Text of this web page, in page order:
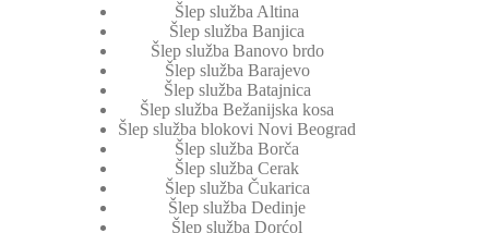
Šlep služba Altina
Šlep služba Banjica
Šlep služba Banovo brdo
Šlep služba Barajevo
Šlep služba Batajnica
Šlep služba Bežanijska kosa
Šlep služba blokovi Novi Beograd
Šlep služba Borča
Šlep služba Cerak
Šlep služba Čukarica
Šlep služba Dedinje
Šlep služba Dorćol